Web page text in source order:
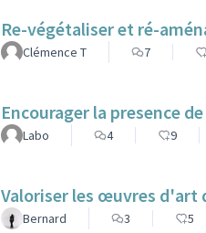
Re-végétaliser et ré-
Clémence T 7
Encourager la presence
Labo 4 9
Valoriser les œuvres d'art
Bernard 3 5